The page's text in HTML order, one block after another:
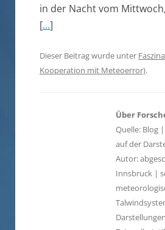
in der Nacht vom
[…]
Dieser Beitrag wurde unter
Kooperation mit Meteoerror).
Über
Quelle: Blog
auf der
Autor:
Innsbruck |